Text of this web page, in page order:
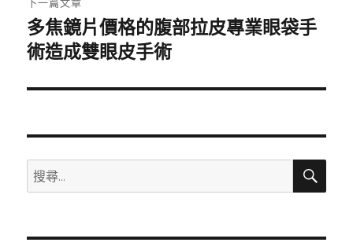
下
一
文
多焦鏡片價格的腹部拉皮專業眼袋手
術造成雙眼皮手術
搜
尋
鍵
搜